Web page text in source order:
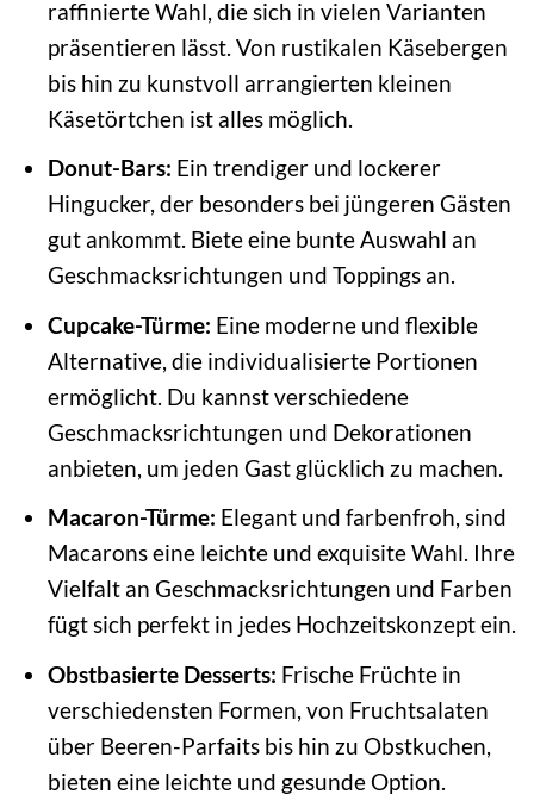
raffinierte Wahl, die sich in vielen Varianten
präsentieren lässt. Von rustikalen Käsebergen
bis hin zu kunstvoll arrangierten kleinen
Käsetörtchen ist alles möglich.
Donut-Bars: Ein trendiger und lockerer
Hingucker, der besonders bei jüngeren Gästen
gut ankommt. Biete eine bunte Auswahl an
Geschmacksrichtungen und Toppings an.
Cupcake-Türme: Eine moderne und flexible
Alternative, die individualisierte Portionen
ermöglicht. Du kannst verschiedene
Geschmacksrichtungen und Dekorationen
anbieten, um jeden Gast glücklich zu machen.
Macaron-Türme: Elegant und farbenfroh, sind
Macarons eine leichte und exquisite Wahl. Ihre
Vielfalt an Geschmacksrichtungen und Farben
fügt sich perfekt in jedes Hochzeitskonzept ein.
Obstbasierte Desserts: Frische Früchte in
verschiedensten Formen, von Fruchtsalaten
über Beeren-Parfaits bis hin zu Obstkuchen,
bieten eine leichte und gesunde Option.